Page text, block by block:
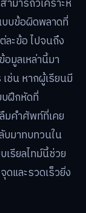
มารถวิเคราะห์
บบข้อผิดพลาดที่
ละข้อ ไปจนถึง
มูลเหล่านี้มา
ช่น หากผู้เรียนมี
บฝึกหัดที่
มคำศัพท์ที่เคย
บมาทบทวนใน
เรียลไทม์นี้ช่วย
และรวดเร็วยิ่ง